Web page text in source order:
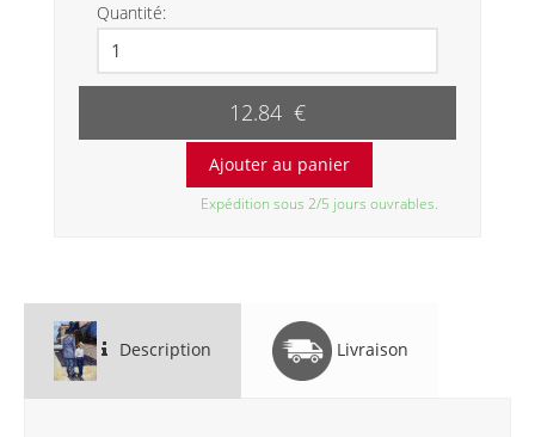
Quantité:
12.84 €
Expédition sous 2/5 jours ouvrables.
Description Livraison